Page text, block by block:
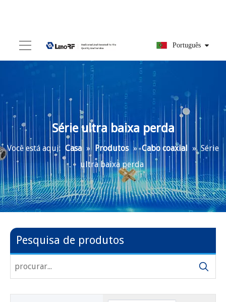
Português
Série ultra baixa perda
Você está aqui: Casa » Produtos » Cabo coaxial » Série
ultra baixa perda
Pesquisa de produtos